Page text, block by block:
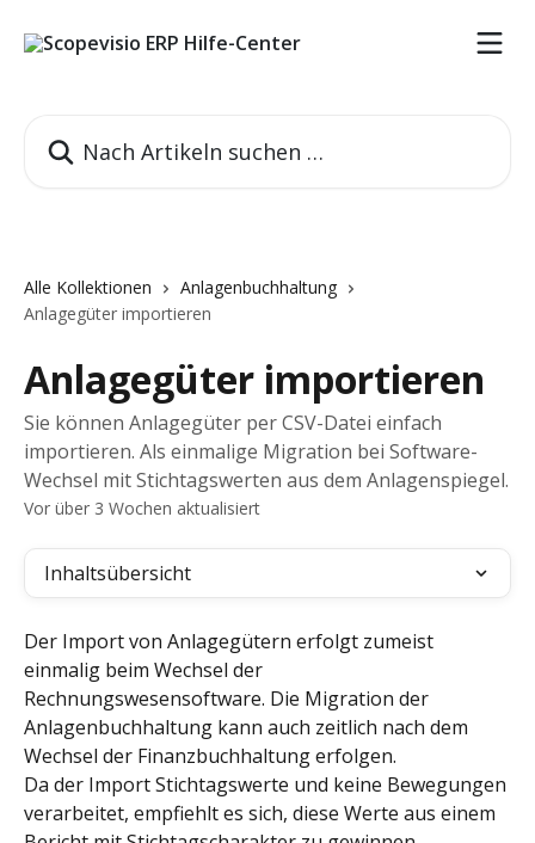
Alle Kollektionen
Anlagenbuchhaltung
Anlagegüter importieren
Anlagegüter importieren
Sie können Anlagegüter per CSV-Datei einfach
importieren. Als einmalige Migration bei Software-
Wechsel mit Stichtagswerten aus dem Anlagenspiegel.
Vor über 3 Wochen aktualisiert
Inhaltsübersicht
Der Import von Anlagegütern erfolgt zumeist
einmalig beim Wechsel der
Rechnungswesensoftware. Die Migration der
Anlagenbuchhaltung kann auch zeitlich nach dem
Wechsel der Finanzbuchhaltung erfolgen.
Da der Import Stichtagswerte und keine Bewegungen
verarbeitet, empfiehlt es sich, diese Werte aus einem